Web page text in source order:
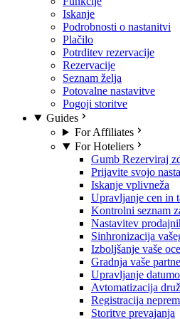
Iskanje
Podrobnosti o nastanitvi
Plačilo
Potrditev rezervacije
Rezervacije
Seznam želja
Potovalne nastavitve
Pogoji storitve
Guides
For Affiliates
For Hoteliers
Gumb Rezerviraj
Prijavite svojo
Iskanje vplivneža
Upravljanje cen in
Kontrolni seznam
Nastavitev
Sinhronizacija
Izboljšanje vaše
Gradnja vaše
Upravljanje
Avtomatizacija
Registracija
Storitve prevajanja